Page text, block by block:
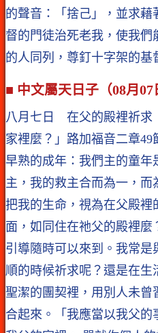
的聲音：「捨己」，並求
督的門徒治死老我，使我
的人同列，尊釘十字架的基
■ 中文屬天日子（08月07
八月七日 在父的殿裡祈求
家裡麼？」路加福音二章
早熟的成年：我們主的童年
主，我的救主合而為一，
把我的生命，視為在父殿裡
面，如同住在祂父的殿裡
引導隨時可以來到。我常
順的時候祈求呢？還是在生
聖潔的團契裡，用別人未
合起來。「我應當以我父